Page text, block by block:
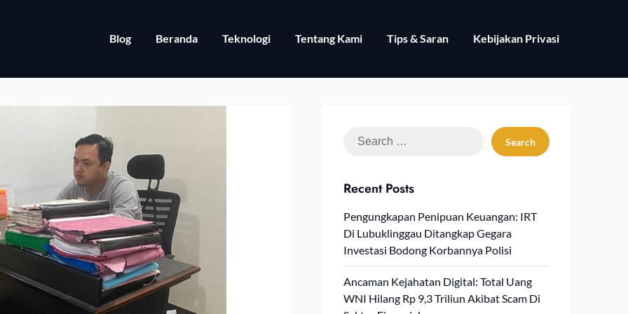
Blog Beranda Teknologi Tentang Kami Tips & Saran Kebijakan Privasi
Search
Recent Posts
Pengungkapan Penipuan Keuangan: IRT
Di Lubuklinggau Ditangkap Gegara
Investasi Bodong Korbannya Polisi
Ancaman Kejahatan Digital: Total Uang
WNI Hilang Rp 9,3 Triliun Akibat Scam Di